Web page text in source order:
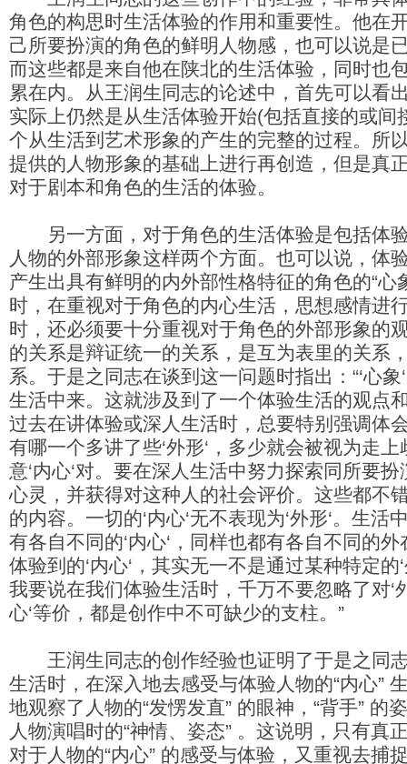
角色的构思时生活体验的作用和重要性。他在
己所要扮演的角色的鲜明人物感，也可以说是
而这些都是来自他在陕北的生活体验，同时也
累在内。从王润生同志的论述中，首先可以看
实际上仍然是从生活体验开始(包括直接的或间
个从生活到艺术形象的产生的完整的过程。所
提供的人物形象的基础上进行再创造，但是真
对于剧本和角色的生活的体验。
另一方面，对于角色的生活体验是包括体
人物的外部形象这样两个方面。也可以说，体
产生出具有鲜明的内外部性格特征的角色的“心
时，在重视对于角色的内心生活，思想感情进
时，还必须要十分重视对于角色的外部形象的
的关系是辩证统一的关系，是互为表里的关系
系。于是之同志在谈到这一问题时指出：“‘心
生活中来。这就涉及到了一个体验生活的观点
过去在讲体验或深人生活时，总要特别强调体
有哪一个多讲了些‘外形‘，多少就会被视为走
意‘内心‘对。要在深人生活中努力探索同所要
心灵，并获得对这种人的社会评价。这些都不
的内容。一切的‘内心‘无不表现为‘外形‘。生活
有各自不同的‘内心‘，同样也都有各自不同的
体验到的‘内心‘，其实无一不是通过某种特定的
我要说在我们体验生活时，千万不要忽略了对‘
心‘等价，都是创作中不可缺少的支柱。”
王润生同志的创作经验也证明了于是之同
生活时，在深入地去感受与体验人物的“内心”
地观察了人物的“发愣发直” 的眼神，“背手” 的
人物演唱时的“神情、姿态” 。这说明，只有真
对于人物的“内心” 的感受与体验，又重视去捕